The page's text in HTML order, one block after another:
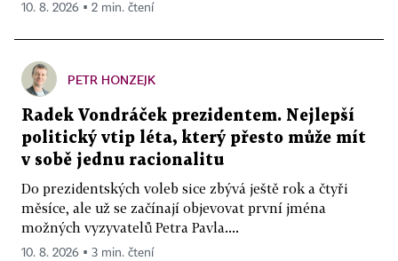
10. 8. 2026 ▪ 2 min. čtení
PETR HONZEJK
Radek Vondráček prezidentem. Nejlepší
politický vtip léta, který přesto může mít
v sobě jednu racionalitu
Do prezidentských voleb sice zbývá ještě rok a čtyři
měsíce, ale už se začínají objevovat první jména
možných vyzyvatelů Petra Pavla....
10. 8. 2026 ▪ 3 min. čtení